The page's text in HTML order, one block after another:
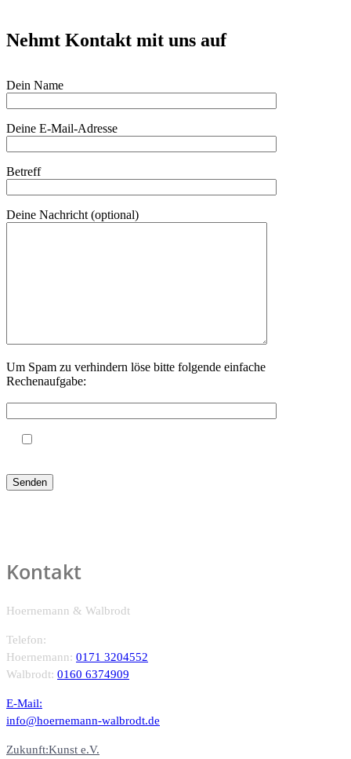
Nehmt Kontakt mit uns auf
Dein Name
Deine E-Mail-Adresse
Betreff
Deine Nachricht (optional)
Um Spam zu verhindern löse bitte folgende einfache
Rechenaufgabe:
Kontakt
Hoernemann & Walbrodt
Telefon:
Hoernemann: 0171 3204552
Walbrodt: 0160 6374909
E-Mail:
info@hoernemann-walbrodt.de
Zukunft:Kunst e.V.